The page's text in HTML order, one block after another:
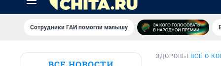
Сотрудники ГАИ помогли малышу
ЗДОРОВЬЕ ВСЁ О